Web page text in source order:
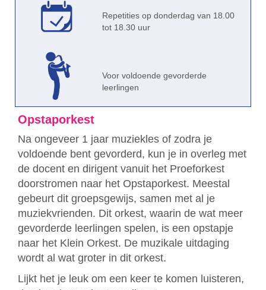
Repetities op donderdag van 18.00
tot 18.30 uur
Voor voldoende gevorderde
leerlingen
Opstaporkest
Na ongeveer 1 jaar muziekles of zodra je
voldoende bent gevorderd, kun je in overleg met
de docent en dirigent vanuit het Proeforkest
doorstromen naar het Opstaporkest. Meestal
gebeurt dit groepsgewijs, samen met al je
muziekvrienden. Dit orkest, waarin de wat meer
gevorderde leerlingen spelen, is een opstapje
naar het Klein Orkest. De muzikale uitdaging
wordt al wat groter in dit orkest.
Lijkt het je leuk om een keer te komen luisteren,